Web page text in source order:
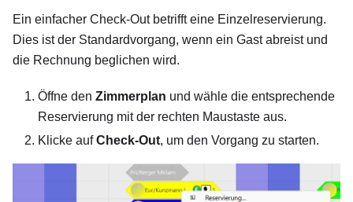
Ein einfacher Check-Out betrifft eine Einzelreservierung.
Dies ist der Standardvorgang, wenn ein Gast abreist und
die Rechnung beglichen wird.
Öffne den Zimmerplan und wähle die entsprechende
Reservierung mit der rechten Maustaste aus.
Klicke aufCheck-Out, um den Vorgang zu starten.